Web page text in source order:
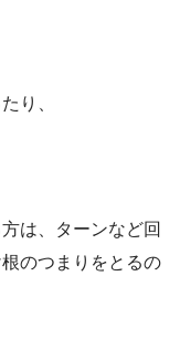
り、
は、ターンなど回
のつまりをとるの